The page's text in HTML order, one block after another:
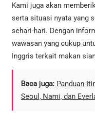
Kami juga akan
serta situasi nyata yang
sehari-hari. Dengan
wawasan yang cukup
Inggris terkait makan
Baca juga: Panduan
Seoul, Nami, dan